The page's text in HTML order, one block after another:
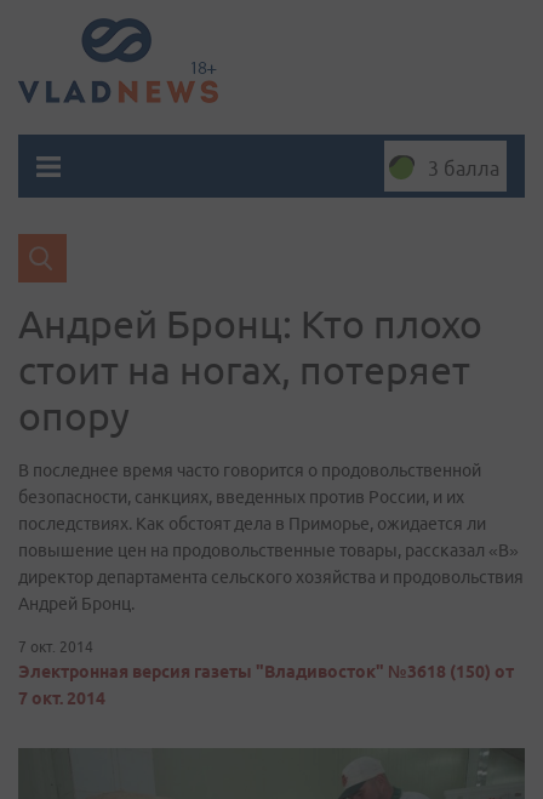
3 балла
Андрей Бронц: Кто плохо
стоит на ногах, потеряет
опору
В последнее время часто говорится о продовольственной
безопасности, санкциях, введенных против России, и их
последствиях. Как обстоят дела в Приморье, ожидается ли
повышение цен на продовольственные товары, рассказал «В»
директор департамента сельского хозяйства и продовольствия
Андрей Бронц.
7 окт. 2014
Электронная версия газеты "Владивосток" №3618 (150) от
7 окт. 2014